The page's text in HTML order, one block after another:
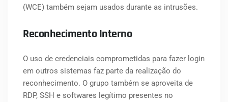
(WCE) também sejam usados durante as intrusões.
Reconhecimento Interno
O uso de credenciais comprometidas para fazer login
em outros sistemas faz parte da realização do
reconhecimento. O grupo também se aproveita de
RDP, SSH e softwares legítimo presentes no